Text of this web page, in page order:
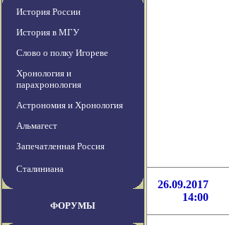
История России
История в МГУ
Слово о полку Игореве
Хронология и
парахронология
Астрономия и Хронология
Альмагест
Запечатленная Россия
Сталиниана
ФОРУМЫ
26.09.2017
14:00